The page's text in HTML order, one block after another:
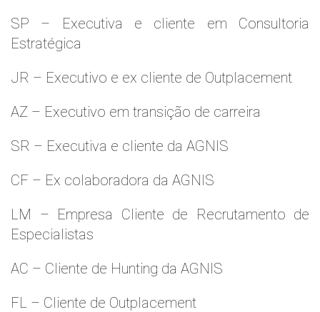
SP – Executiva e cliente em Consultoria
Estratégica
JR – Executivo e ex cliente de Outplacement
AZ – Executivo em transição de carreira
SR – Executiva e cliente da AGNIS
CF – Ex colaboradora da AGNIS
LM – Empresa Cliente de Recrutamento de
Especialistas
AC – Cliente de Hunting da AGNIS
FL – Cliente de Outplacement